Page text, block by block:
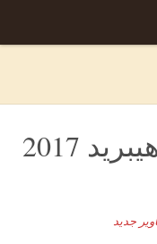
معرفی هوندا آکورد هیبرید 2017
جدید